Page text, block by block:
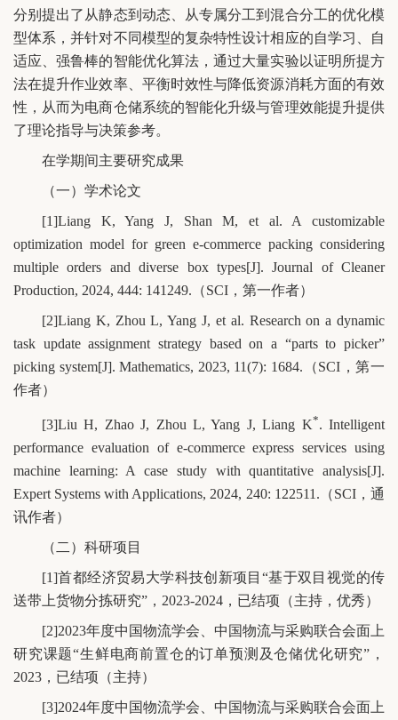
分别提出了从静态到动态、从专属分工到混合分工的优化模
型体系，并针对不同模型的复杂特性设计相应的自学习、自
适应、强鲁棒的智能优化算法，通过大量实验以证明所提方
法在提升作业效率、平衡时效性与降低资源消耗方面的有效
性，从而为电商仓储系统的智能化升级与管理效能提升提供
了理论指导与决策参考。
在学期间主要研究成果
（一）学术论文
[1]Liang K, Yang J, Shan M, et al. A customizable
optimization model for green e-commerce packing considering
multiple orders and diverse box types[J]. Journal of Cleaner
Production, 2024, 444: 141249.（SCI，第一作者）
[2]Liang K, Zhou L, Yang J, et al. Research on a dynamic
task update assignment strategy based on a “parts to picker”
picking system[J]. Mathematics, 2023, 11(7): 1684.（SCI，第一
作者）
[3]Liu H, Zhao J, Zhou L, Yang J, Liang K*. Intelligent
performance evaluation of e-commerce express services using
machine learning: A case study with quantitative analysis[J].
Expert Systems with Applications, 2024, 240: 122511.（SCI，通
讯作者）
（二）科研项目
[1]首都经济贸易大学科技创新项目“基于双目视觉的传
送带上货物分拣研究”，2023-2024，已结项（主持，优秀）
[2]2023年度中国物流学会、中国物流与采购联合会面上
研究课题“生鲜电商前置仓的订单预测及仓储优化研究”，
2023，已结项（主持）
[3]2024年度中国物流学会、中国物流与采购联合会面上